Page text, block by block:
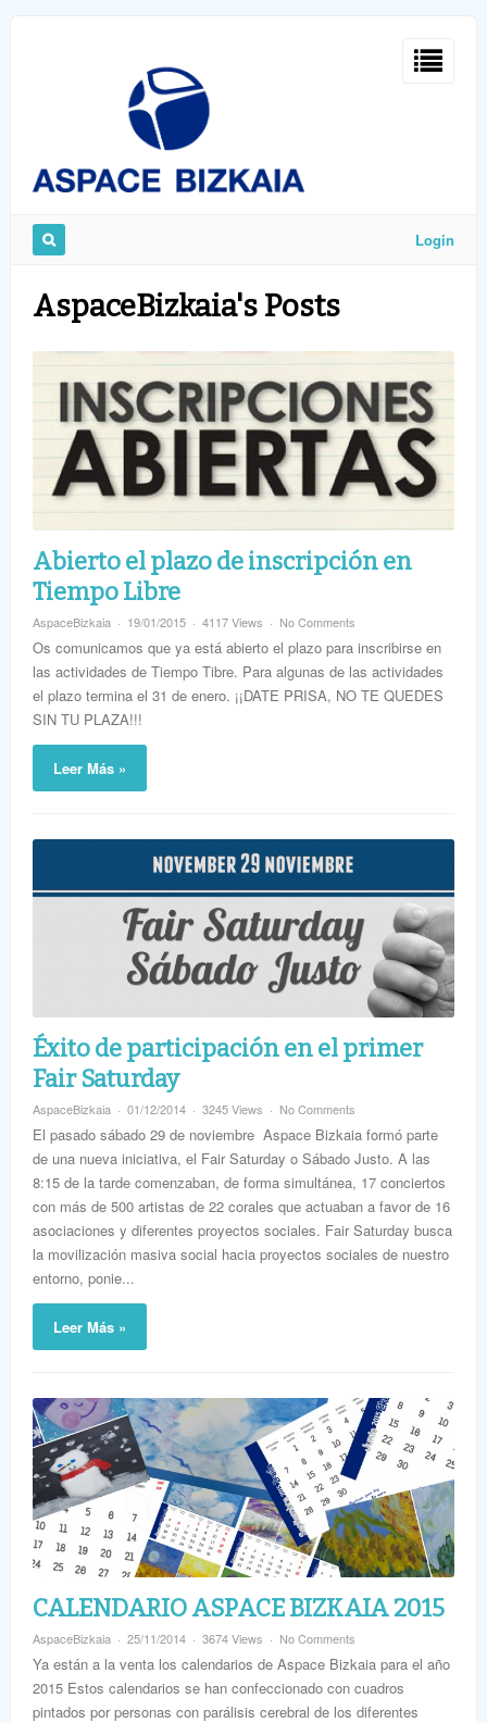
Remember
Me
Login
AspaceBizkaia's Posts
Abierto el plazo de inscripción en
Tiempo Libre
AspaceBizkaia 19/01/2015 4117 Views No Comments
Os comunicamos que ya está abierto el plazo para inscribirse en
las actividades de Tiempo Tibre. Para algunas de las actividades
el plazo termina el 31 de enero. ¡¡DATE PRISA, NO TE QUEDES
SIN TU PLAZA!!!
Leer Más »
Éxito de participación en el primer
Fair Saturday
AspaceBizkaia 01/12/2014 3245 Views No Comments
El pasado sábado 29 de noviembre Aspace Bizkaia formó parte
de una nueva iniciativa, el Fair Saturday o Sábado Justo. A las
8:15 de la tarde comenzaban, de forma simultánea, 17 conciertos
con más de 500 artistas de 22 corales que actuaban a favor de 16
asociaciones y diferentes proyectos sociales. Fair Saturday busca
la movilización masiva social hacia proyectos sociales de nuestro
entorno, ponie...
Leer Más »
CALENDARIO ASPACE BIZKAIA 2015
AspaceBizkaia 25/11/2014 3674 Views No Comments
Ya están a la venta los calendarios de Aspace Bizkaia para el año
2015 Estos calendarios se han confeccionado con cuadros
pintados por personas con parálisis cerebral de los diferentes